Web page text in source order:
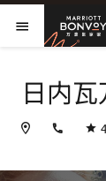
Skip to Content
打开菜单
万
日内